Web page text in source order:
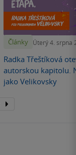
Články Úterý 4. srpna
Radka Třeštíková
autorskou kapitolu.
jako Velikovsky